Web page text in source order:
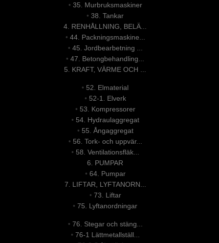
• 35. Murbruksmaskiner
•38. Tankar
4. RENHÅLLNING, BELÄ...
• 44. Packningsmaskine...
• 45. Jordbearbetning ...
•47. Betongbehandling...
5. KRAFT, VÄRME OCH ...
• 52. Elmaterial
• 52-1. Elverk
• 53. Kompressorer
• 54. Hydraulaggregat
• 55. Ångaggregat
• 56. Tork- och uppvär...
• 58. Ventilationsfläk...
6. PUMPAR
• 64. Pumpar
7. LIFTAR, LYFTANORN...
• 73. Liftar
•75. Lyftanordningar
• 76. Stegar och stäng...
• 76-1 Lättmetallställ...